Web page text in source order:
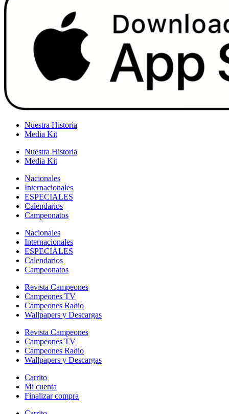
Nuestra Historia
Media Kit
Nuestra Historia
Media Kit
Nacionales
Internacionales
ESPECIALES
Calendarios
Campeonatos
Nacionales
Internacionales
ESPECIALES
Calendarios
Campeonatos
Revista Campeones
Campeones TV
Campeones Radio
Wallpapers y Descargas
Revista Campeones
Campeones TV
Campeones Radio
Wallpapers y Descargas
Carrito
Mi cuenta
Finalizar compra